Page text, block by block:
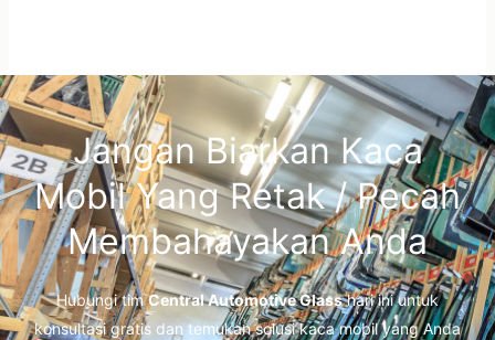
Jangan Biarkan Kaca
Mobil Yang Retak / Pecah
Membahayakan Anda
Hubungi timCentral Automotive Glasshari ini untuk
konsultasi gratis dan temukan solusi kaca mobil yang Anda